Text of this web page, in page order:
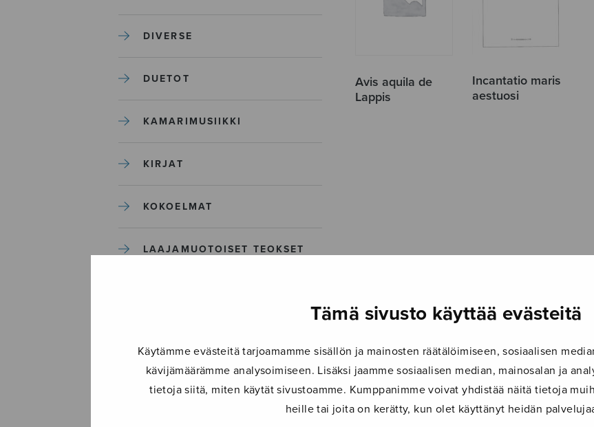
Tämä sivusto käyttää evästeitä
Käytämme evästeitä tarjoamamme sisällön ja mainosten räätälöimiseen, sosiaalisen
kävijämäärämme analysoimiseen. Lisäksi jaamme sosiaalisen median, mainosalan ja
tietoja siitä, miten käytät sivustoamme. Kumppanimme voivat yhdistää näitä tietoja
heille tai joita on kerätty, kun olet käyttänyt heidän
DIVERSE
DUETOT
KAMARIMUSIIKKI
KIRJAT
KOKOELMAT
LAAJAMUOTOISET TEOKSET
MUUT
Avis aquila de
Lappis
Incantatio maris
aestuosi